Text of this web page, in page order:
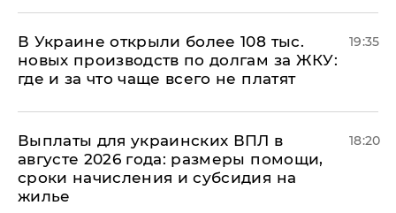
В Украине открыли более 108 тыс.
новых производств по долгам за ЖКУ:
где и за что чаще всего не платят
19:35
Выплаты для украинских ВПЛ в
августе 2026 года: размеры помощи,
сроки начисления и субсидия на
жилье
18:20